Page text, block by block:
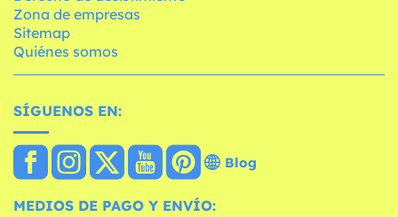
Zona de empresas
Sitemap
Quiénes somos
SÍGUENOS EN:
Blog
MEDIOS DE PAGO Y ENVÍO: